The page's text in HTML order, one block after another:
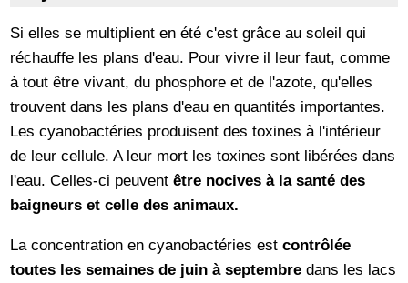
Si elles se multiplient en été c'est grâce au soleil qui
réchauffe les plans d'eau. Pour vivre il leur faut, comme
à tout être vivant, du phosphore et de l'azote, qu'elles
trouvent dans les plans d'eau en quantités importantes.
Les cyanobactéries produisent des toxines à l'intérieur
de leur cellule. A leur mort les toxines sont libérées dans
l'eau. Celles-ci peuventêtre nocives à la santé des
baigneurs et celle des animaux.
La concentration en cyanobactéries estcontrôlée
toutes les semaines de juin à septembre dans les lacs